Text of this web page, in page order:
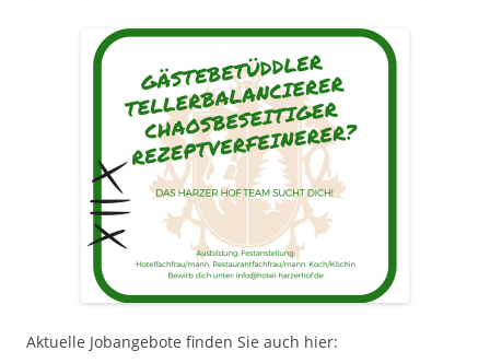
Aktuelle Jobangebote finden Sie auch hier: